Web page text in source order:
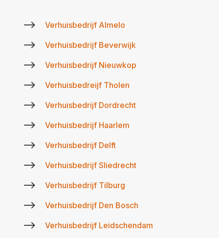
$ Verhuisbedrijf Almelo
$ Verhuisbedrijf Beverwijk
$ Verhuisbedrijf Nieuwkop
$ Verhuisbedreijf Tholen
$ Verhuisbedrijf Dordrecht
$ Verhuisbedrijf Haarlem
$ Verhuisbedrijf Delft
$ Verhuisbedrijf Sliedrecht
$ Verhuisbedrijf Tilburg
$ Verhuisbedrijf Den Bosch
$ Verhuisbedrijf Leidschendam